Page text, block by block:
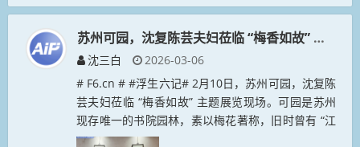
苏州可园，沈复陈芸夫妇莅临 “梅香如故” 主题展
沈三白
2026-03-06
# F6.cn # #浮生六记# 2月10日，苏州可园，沈复陈
芸夫妇莅临 “梅香如故” 主题展览现场。可园是苏州
现存唯一的书院园林，素以梅花著称，旧时曾有 “江
南第一枝” 的古梅 “铁骨红”。室内...